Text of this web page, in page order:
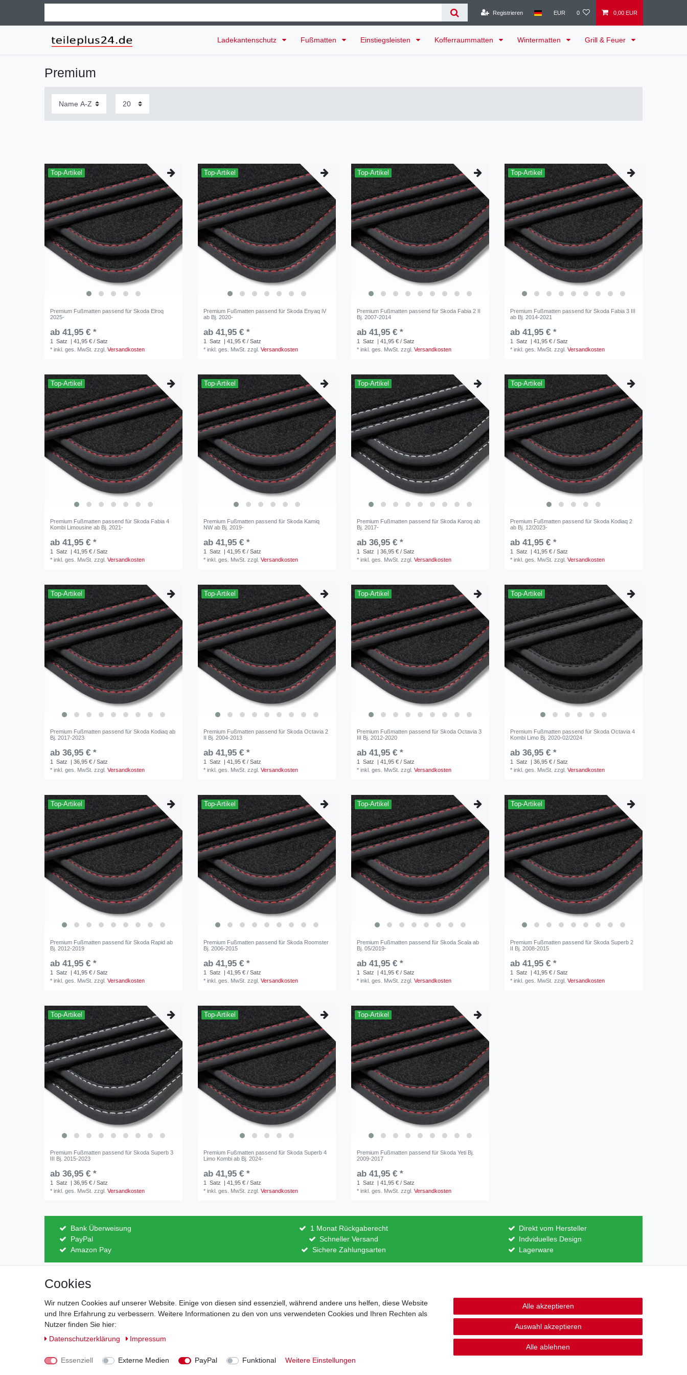
Registrieren EUR 0 0,00 EUR
Ladekantenschutz Fußmatten Einstiegsleisten Kofferraummatten Wintermatten Grill & Feuer
Premium
Top-Artikel
Premium Fußmatten passend für Skoda Elroq
2025-
ab 41,95 € *
1 Satz
| 41,95 € / Satz
*inkl. ges. MwSt. zzgl.Versandkosten
Top-Artikel
Premium Fußmatten passend für Skoda Enyaq iV
ab Bj. 2020-
ab 41,95 € *
1 Satz
| 41,95 € / Satz
*inkl. ges. MwSt. zzgl.Versandkosten
Top-Artikel
Premium Fußmatten passend für Skoda Fabia 2 II
Bj. 2007-2014
ab 41,95 € *
1 Satz
| 41,95 € / Satz
*inkl. ges. MwSt. zzgl.Versandkosten
Top-Artikel
Premium Fußmatten passend für Skoda Fabia 3 III
ab Bj. 2014-2021
ab 41,95 € *
1 Satz
| 41,95 € / Satz
*inkl. ges. MwSt. zzgl.Versandkosten
Top-Artikel
Premium Fußmatten passend für Skoda Fabia 4
Kombi Limousine ab Bj. 2021-
ab 41,95 € *
1 Satz
| 41,95 € / Satz
*inkl. ges. MwSt. zzgl.Versandkosten
Top-Artikel
Premium Fußmatten passend für Skoda Kamiq
NW ab Bj. 2019-
ab 41,95 € *
1 Satz
| 41,95 € / Satz
*inkl. ges. MwSt. zzgl.Versandkosten
Top-Artikel
Premium Fußmatten passend für Skoda Karoq ab
Bj. 2017-
ab 36,95 € *
1 Satz
| 36,95 € / Satz
*inkl. ges. MwSt. zzgl.Versandkosten
Top-Artikel
Premium Fußmatten passend für Skoda Kodiaq 2
ab Bj. 12/2023-
ab 41,95 € *
1 Satz
| 41,95 € / Satz
*inkl. ges. MwSt. zzgl.Versandkosten
Top-Artikel
Premium Fußmatten passend für Skoda Kodiaq ab
Bj. 2017-2023
ab 36,95 € *
1 Satz
| 36,95 € / Satz
*inkl. ges. MwSt. zzgl.Versandkosten
Top-Artikel
Premium Fußmatten passend für Skoda Octavia 2
II Bj. 2004-2013
ab 41,95 € *
1 Satz
| 41,95 € / Satz
*inkl. ges. MwSt. zzgl.Versandkosten
Top-Artikel
Premium Fußmatten passend für Skoda Octavia 3
III Bj. 2012-2020
ab 41,95 € *
1 Satz
| 41,95 € / Satz
*inkl. ges. MwSt. zzgl.Versandkosten
Top-Artikel
Premium Fußmatten passend für Skoda Octavia 4
Kombi Limo Bj. 2020-02/2024
ab 36,95 € *
1 Satz
| 36,95 € / Satz
*inkl. ges. MwSt. zzgl.Versandkosten
Top-Artikel
Premium Fußmatten passend für Skoda Rapid ab
Bj. 2012-2019
ab 41,95 € *
1 Satz
| 41,95 € / Satz
*inkl. ges. MwSt. zzgl.Versandkosten
Top-Artikel
Premium Fußmatten passend für Skoda Roomster
Bj. 2006-2015
ab 41,95 € *
1 Satz
| 41,95 € / Satz
*inkl. ges. MwSt. zzgl.Versandkosten
Top-Artikel
Premium Fußmatten passend für Skoda Scala ab
Bj. 05/2019-
ab 41,95 € *
1 Satz
| 41,95 € / Satz
*inkl. ges. MwSt. zzgl.Versandkosten
Top-Artikel
Premium Fußmatten passend für Skoda Superb 2
II Bj. 2008-2015
ab 41,95 € *
1 Satz
| 41,95 € / Satz
*inkl. ges. MwSt. zzgl.Versandkosten
Top-Artikel
Premium Fußmatten passend für Skoda Superb 3
III Bj. 2015-2023
ab 36,95 € *
1 Satz
| 36,95 € / Satz
*inkl. ges. MwSt. zzgl.Versandkosten
Top-Artikel
Premium Fußmatten passend für Skoda Superb 4
Limo Kombi ab Bj. 2024-
ab 41,95 € *
1 Satz
| 41,95 € / Satz
*inkl. ges. MwSt. zzgl.Versandkosten
Top-Artikel
Premium Fußmatten passend für Skoda Yeti Bj.
2009-2017
ab 41,95 € *
1 Satz
| 41,95 € / Satz
*inkl. ges. MwSt. zzgl.Versandkosten
Bank Überweisung
PayPal
Amazon Pay
1 Monat Rückgaberecht
Schneller Versand
Sichere Zahlungsarten
Direkt vom Hersteller
Indviduelles Design
Lagerware
Zahlung und Versand
Cookies
Wir nutzen Cookies auf unserer Website. Einige von diesen sind essenziell, während andere uns helfen, diese Website
und Ihre Erfahrung zu verbessern. Weitere Informationen zu den von uns verwendeten Cookies und Ihren Rechten als
Nutzer finden Sie hier:
Daten­schutz­erklärung
Impressum
Essenziell Externe Medien PayPal Funktional Weitere Einstellungen
Alle akzeptieren
Auswahl akzeptieren
Alle ablehnen